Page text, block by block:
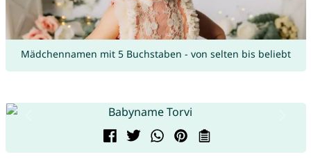
Mädchennamen mit 5 Buchstaben - von selten bis beliebt